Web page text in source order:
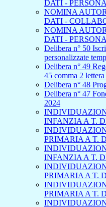
DATI -
NOMINA
DATI -
NOMINA
DATI -
Delibera n° 50
personalizzate
Delibera n° 49
45 comma 2
Delibera n° 48
Delibera n° 47
2024
INFANZIA A T.
PRIMARIA A T.
INFANZIA A T.
PRIMARIA A T.
PRIMARIA A T.